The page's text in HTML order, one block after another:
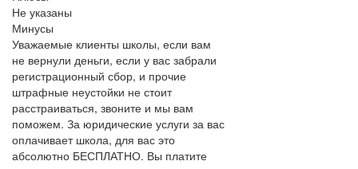
Не указаны
Минусы
Уважаемые клиенты школы, если вам
не вернули деньги, если у вас забрали
регистрационный сбор, и прочие
штрафные неустойки не стоит
расстраиваться, звоните и мы вам
поможем. За юридические услуги за вас
оплачивает школа, для вас это
абсолютно БЕСПЛАТНО. Вы платите